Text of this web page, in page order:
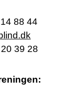
88 44
39 28